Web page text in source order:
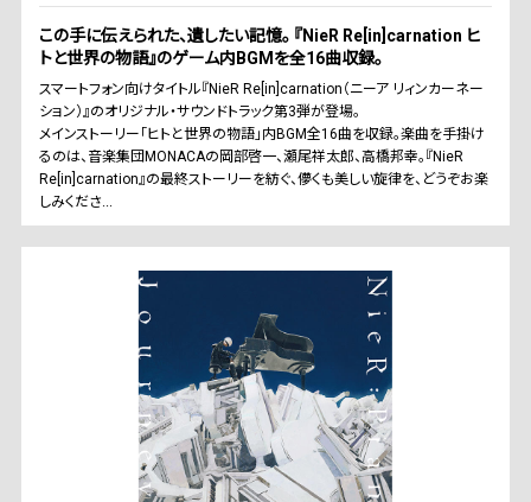
この手に伝えられた、遺したい記憶。 『NieR Re[in]carnation ヒ
トと世界の物語』のゲーム内BGMを全16曲収録。
スマートフォン向けタイトル『NieR Re[in]carnation（ニーア リィンカーネー
ション）』のオリジナル・サウンドトラック第3弾が登場。
メインストーリー「ヒトと世界の物語」内BGM全16曲を収録。楽曲を手掛け
るのは、音楽集団MONACAの岡部啓一、瀬尾祥太郎、高橋邦幸。『NieR
Re[in]carnation』の最終ストーリーを紡ぐ、儚くも美しい旋律を、どうぞお楽
しみくださ...